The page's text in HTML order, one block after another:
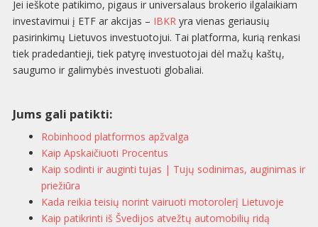
Jei ieškote patikimo, pigaus ir universalaus brokerio ilgalaikiam
investavimui į ETF ar akcijas – IBKRyra vienas geriausių
pasirinkimų Lietuvos investuotojui. Tai platforma, kurią renkasi
tiek pradedantieji, tiek patyrę investuotojai dėl mažų kaštų,
saugumo ir galimybės investuoti globaliai.
Jums gali patikti:
Robinhood platformos apžvalga
Kaip Apskaičiuoti Procentus
Kaip sodinti ir auginti tujas | Tujų sodinimas, auginimas ir
priežiūra
Kada reikia teisių norint vairuoti motorolerį Lietuvoje
Kaip patikrinti iš Švedijos atvežtų automobilių ridą